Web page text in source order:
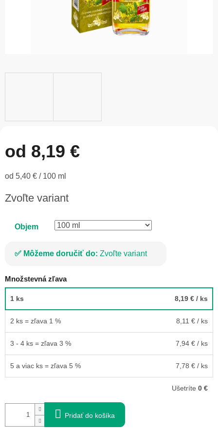
od 8,19 €
Jednotková
od 5,40 € / 100 ml
Zvoľte variant
Objem
Môžeme doručiť do: Zvoľte variant
Množstevná zľava
1 ks 8,19 € / ks
2 ks = zľava 1 % 8,11 € / ks
3 - 4 ks = zľava 3 % 7,94 € / ks
5 a viac ks = zľava 5 % 7,78 € / ks
Ušetríte 0 €
Pridať do košíka